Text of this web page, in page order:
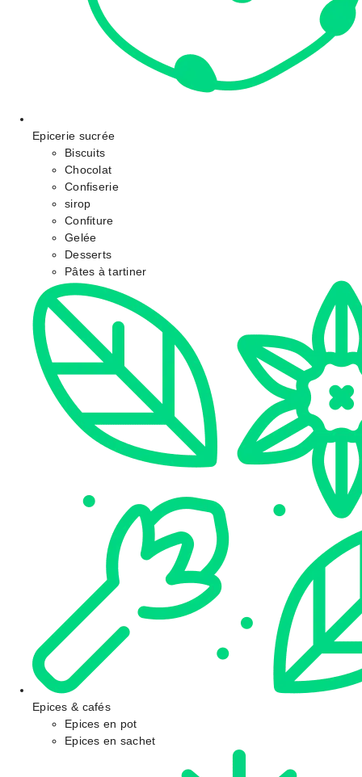
Epicerie sucrée
Biscuits
Chocolat
Confiserie
sirop
Confiture
Gelée
Desserts
Pâtes à tartiner
Epices & cafés
Epices en pot
Epices en sachet